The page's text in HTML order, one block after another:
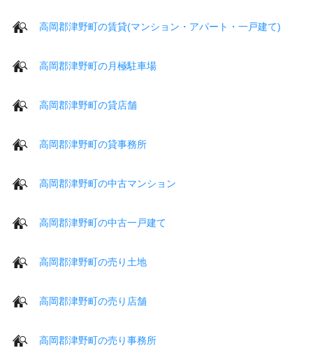
高岡郡津野町の賃貸(マンション・アパート・一戸建て)
高岡郡津野町の月極駐車場
高岡郡津野町の貸店舗
高岡郡津野町の貸事務所
高岡郡津野町の中古マンション
高岡郡津野町の中古一戸建て
高岡郡津野町の売り土地
高岡郡津野町の売り店舗
高岡郡津野町の売り事務所